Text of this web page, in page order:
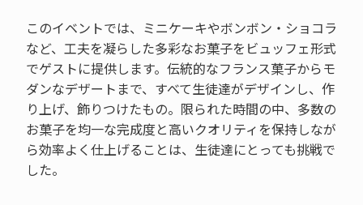
このイベントでは、ミニケーキやボンボン・ショコラ
など、工夫を凝らした多彩なお菓子をビュッフェ形式
でゲストに提供します。伝統的なフランス菓子からモ
ダンなデザートまで、すべて生徒達がデザインし、作
り上げ、飾りつけたもの。限られた時間の中、多数の
お菓子を均一な完成度と高いクオリティを保持しなが
ら効率よく仕上げることは、生徒達にとっても挑戦で
した。